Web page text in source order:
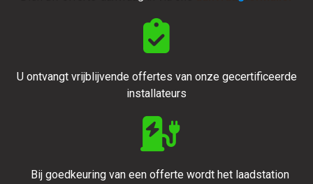
U ontvangt vrijblijvende offertes van onze gecertificeerde
installateurs
Bij goedkeuring van een offerte wordt het laadstation